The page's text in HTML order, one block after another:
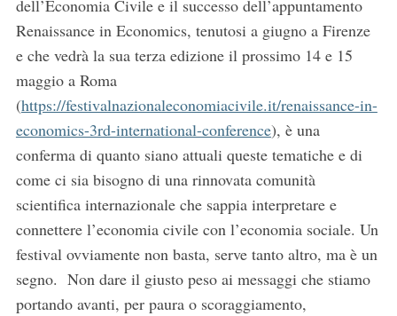
dell’Economia Civile e il successo dell’appuntamento
Renaissance in Economics, tenutosi a giugno a Firenze
e che vedrà la sua terza edizione il prossimo 14 e 15
maggio a Roma
(https://festivalnazionaleconomiacivile.it/renaissance-in-
economics-3rd-international-conference), è una
conferma di quanto siano attuali queste tematiche e di
come ci sia bisogno di una rinnovata comunità
scientifica internazionale che sappia interpretare e
connettere l’economia civile con l’economia sociale. Un
festival ovviamente non basta, serve tanto altro, ma è un
segno. Non dare il giusto peso ai messaggi che stiamo
portando avanti, per paura o scoraggiamento,
S
e
a
c
h
f
o
: